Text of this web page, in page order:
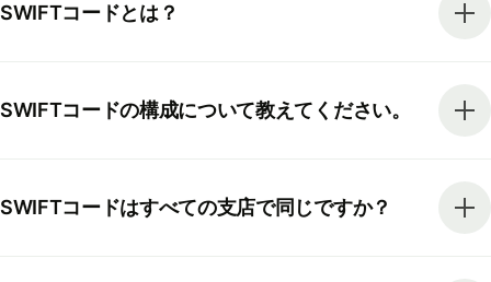
SWIFTコードとは？
SWIFTコードの構成について教えてください。
SWIFTコードはすべての支店で同じですか？